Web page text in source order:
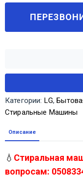
Категории: LG,
Стиральные Машины
Описание
💧 Стиральная
вопросам: